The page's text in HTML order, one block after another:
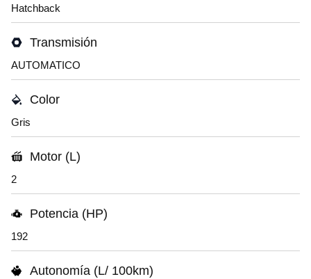
Hatchback
Transmisión
AUTOMATICO
Color
Gris
Motor (L)
2
Potencia (HP)
192
Autonomía (L/ 100km)